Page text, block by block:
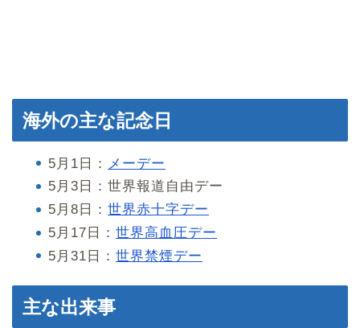
海外の主な記念日
5月1日：
メーデー
5月3日：世界報道自由デー
5月8日： 世界赤十字デー
5月17日： 世界高血圧デー
5月31日： 世界禁煙デー
主な出来事